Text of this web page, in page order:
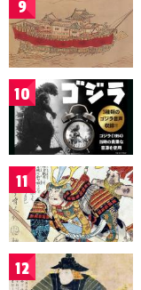
9
10
11
12